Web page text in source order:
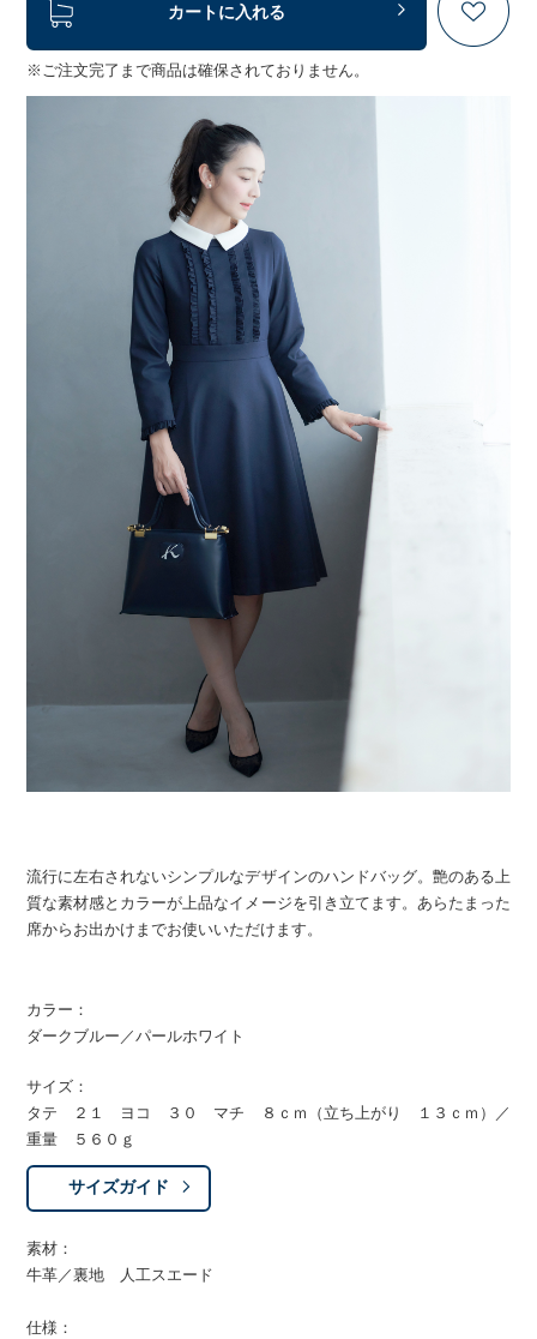
カートに入れる
※ご注文完了まで商品は確保されておりません。
流行に左右されないシンプルなデザインのハンドバッグ。艶のある上
質な素材感とカラーが上品なイメージを引き立てます。あらたまった
席からお出かけまでお使いいただけます。
カラー：
ダークブルー／パールホワイト
サイズ：
タテ ２１ ヨコ ３０ マチ ８ｃｍ（立ち上がり １３ｃｍ）／
重量 ５６０ｇ
サイズガイド
素材：
牛革／裏地 人工スエード
仕様：